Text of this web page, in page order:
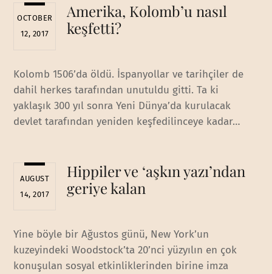
OCTOBER
12, 2017
Amerika, Kolomb’u nasıl
keşfetti?
Kolomb 1506’da öldü. İspanyollar ve tarihçiler de
dahil herkes tarafından unutuldu gitti. Ta ki
yaklaşık 300 yıl sonra Yeni Dünya’da kurulacak
devlet tarafından yeniden keşfedilinceye kadar…
AUGUST
14, 2017
Hippiler ve ‘aşkın yazı’ndan
geriye kalan
Yine böyle bir Ağustos günü, New York’un
kuzeyindeki Woodstock’ta 20’nci yüzyılın en çok
konuşulan sosyal etkinliklerinden birine imza